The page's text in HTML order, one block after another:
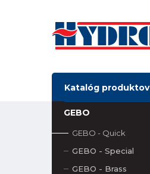
Katalóg produktov
GEBO
GEBO - Quick
GEBO - Special
GEBO - Brass